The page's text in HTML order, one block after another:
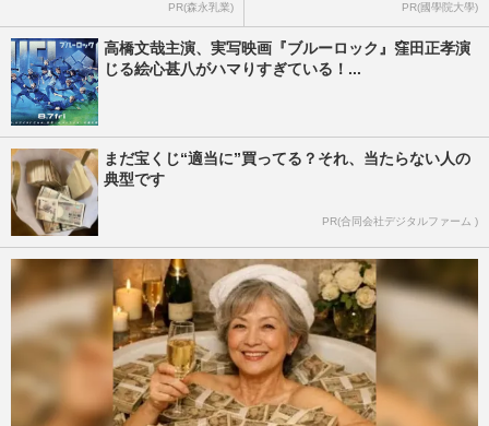
PR(森永乳業) PR(國學院大學)
高橋文哉主演、実写映画『ブルーロック』窪田正孝演
じる絵心甚八がハマりすぎている！...
まだ宝くじ“適当に”買ってる？それ、当たらない人の
典型です
PR(合同会社デジタルファーム )